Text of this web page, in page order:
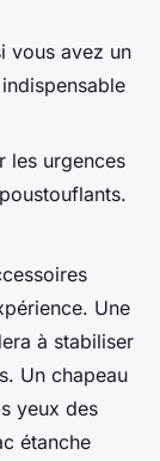
vous avez un
les urgences
Une
à stabiliser
Un chapeau
yeux des
étanche